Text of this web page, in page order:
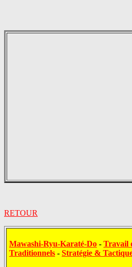
RETOUR
Mawashi-Ryu-Karaté-Do - Travail
Traditionnels - Stratégie &